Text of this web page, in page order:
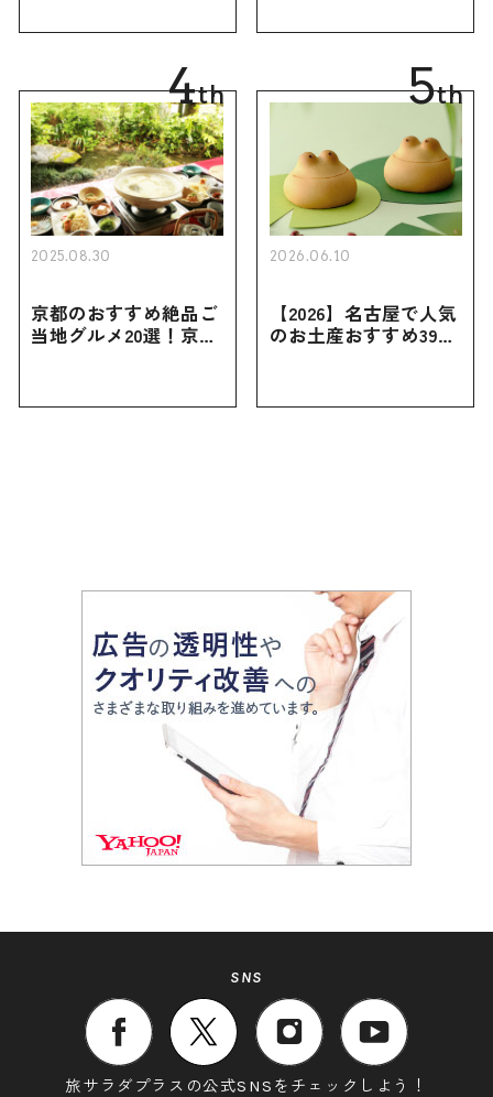
買えない限定品、女性
き用、女性向けまで幅
4th
2025.08.30
京都のおすすめ絶品ご
当地グルメ20選！京都
5th
2026.06.10
【2026】名古屋で人気
のお土産おすすめ39選
お土産・ばらまき用ま
SNS
旅サラダプラスの公式SNSをチェックしよう！